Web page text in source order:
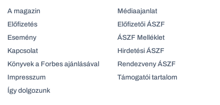
A magazin
Előfizetés
Esemény
Kapcsolat
Könyvek a Forbes ajánlásával
Impresszum
Így dolgozunk
Médiaajanlat
Előfizetői ÁSZF
ÁSZF Melléklet
Hirdetési ÁSZF
Rendezveny ÁSZF
Támogatói tartalom